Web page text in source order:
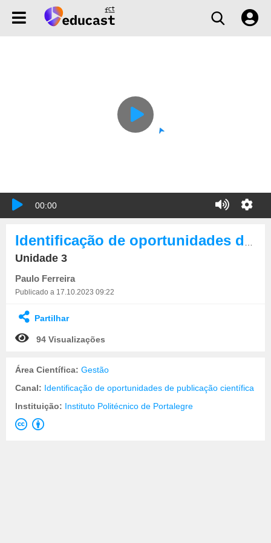
00:00
Unidade 3
Paulo Ferreira
Publicado a 17.10.2023 09:22
Partilhar
94 Visualizações
Área Científica: Gestão
Canal: Identificação de oportunidades de publicação científica
Instituição: Instituto Politécnico de Portalegre